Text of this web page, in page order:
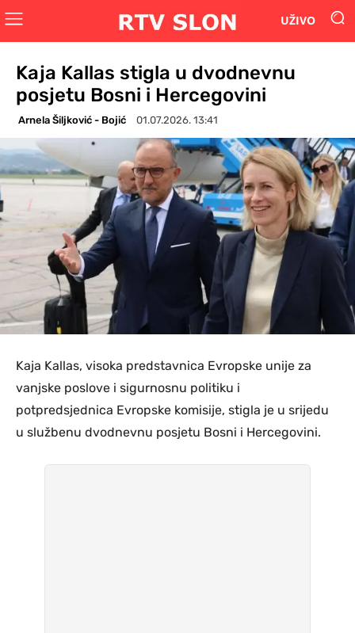
UŽIVO
Kaja Kallas stigla u dvodnevnu
posjetu Bosni i Hercegovini
Arnela Šiljković - Bojić 01.07.2026. 13:41
Kaja Kallas, visoka predstavnica Evropske unije za
vanjske poslove i sigurnosnu politiku i
potpredsjednica Evropske komisije, stigla je u srijedu
u službenu dvodnevnu posjetu Bosni i Hercegovini.